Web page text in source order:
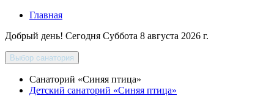
Главная
Добрый день! Сегодня Суббота 8 августа 2026 г.
Выбор санатория
Санаторий «Синяя птица»
Детский санаторий «Синяя птица»